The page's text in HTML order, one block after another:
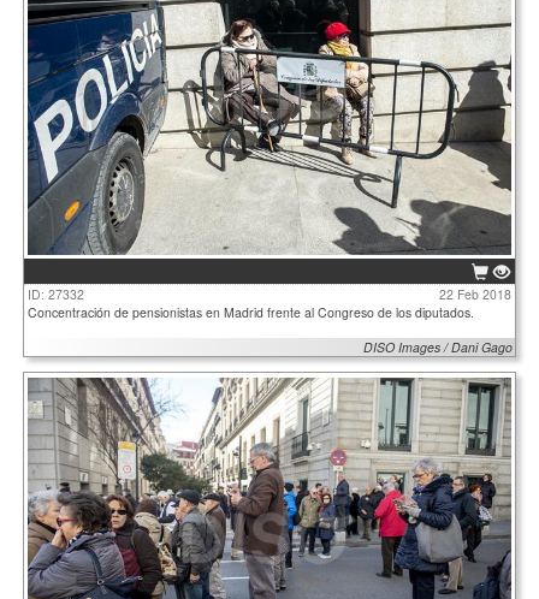
ID: 27332
22 Feb 2018
Concentración de pensionistas en Madrid frente al Congreso de los diputados.
DISO Images / Dani Gago